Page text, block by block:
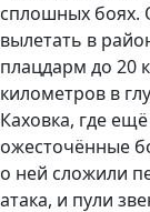
сплошных боях.
вылетать в
плацдарм до 20
километров в
Каховка, где
ожесточённые
о ней сложили
атака, и пули